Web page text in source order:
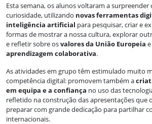
Esta semana, os alunos voltaram a
curiosidade, utilizando novas ferramentas
inteligência artificial para pesquisar, criar e
formas de mostrar a nossa cultura, explorar
e refletir sobre osvalores da União Europeia
aprendizagem colaborativa.
As atividades em grupo têm estimulado muito
competência digital: promovem também a
em equipa e a confiança no uso das
refletido na construção das apresentações que
preparar com grande dedicação para partilhar
internacionais.